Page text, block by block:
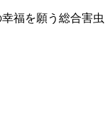
福を願う総合害虫